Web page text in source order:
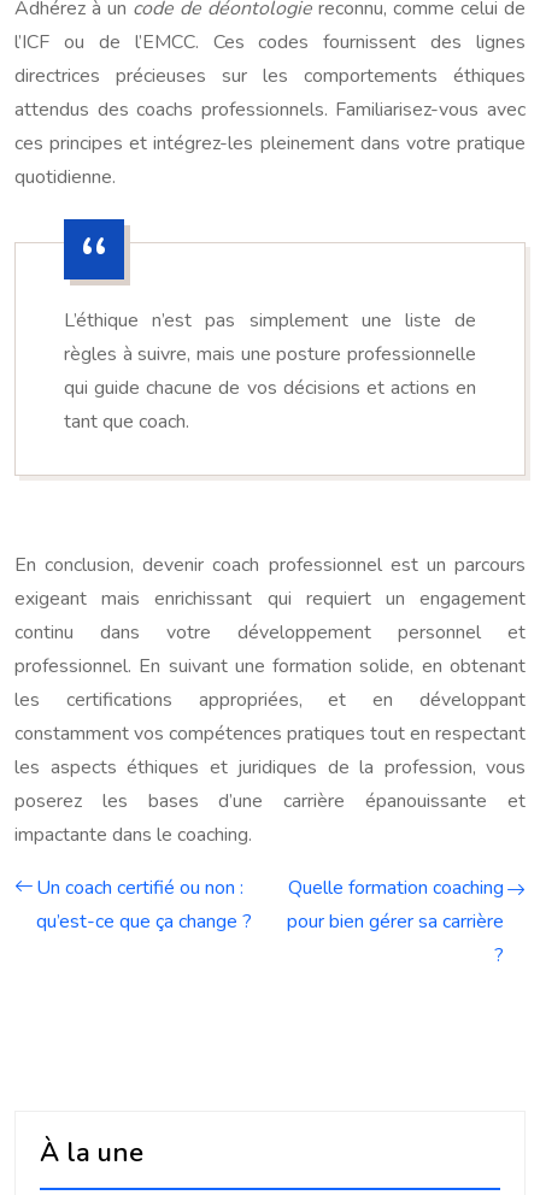
Adhérez à un code de déontologie reconnu, comme celui de
l’ICF ou de l’EMCC. Ces codes fournissent des lignes
directrices précieuses sur les comportements éthiques
attendus des coachs professionnels. Familiarisez-vous avec
ces principes et intégrez-les pleinement dans votre pratique
quotidienne.
L’éthique n’est pas simplement une liste de
règles à suivre, mais une posture professionnelle
qui guide chacune de vos décisions et actions en
tant que coach.
En conclusion, devenir coach professionnel est un parcours
exigeant mais enrichissant qui requiert un engagement
continu dans votre développement personnel et
professionnel. En suivant une formation solide, en obtenant
les certifications appropriées, et en développant
constamment vos compétences pratiques tout en respectant
les aspects éthiques et juridiques de la profession, vous
poserez les bases d’une carrière épanouissante et
impactante dans le coaching.
Un coach certifié ou non :
qu’est-ce que ça change ?
Quelle formation coaching
pour bien gérer sa carrière
?
À la une